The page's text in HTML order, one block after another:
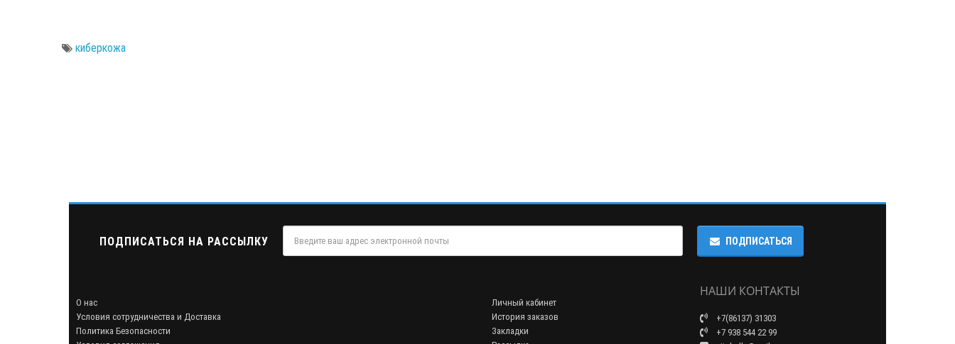
киберкожа
ПОДПИСАТЬСЯ НА РАССЫЛКУ ПОДПИСАТЬСЯ
О нас
Условия сотрудничества и Доставка
Политика Безопасности
Личный кабинет
История заказов
Закладки
НАШИ КОНТАКТЫ
+7(86137) 31303
+7 938 544 22 99